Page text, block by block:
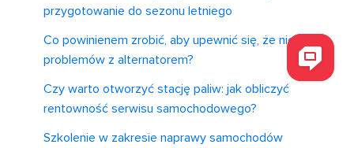
przygotowanie do sezonu letniego
Co powinienem zrobić, aby upewnić się, że nie mam
problemów z alternatorem?
Czy warto otworzyć stację paliw: jak obliczyć
rentowność serwisu samochodowego?
Szkolenie w zakresie naprawy samochodów